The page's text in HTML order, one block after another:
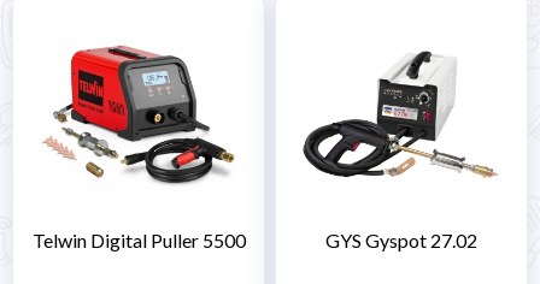
Telwin Digital Puller 5500 GYS Gyspot 27.02